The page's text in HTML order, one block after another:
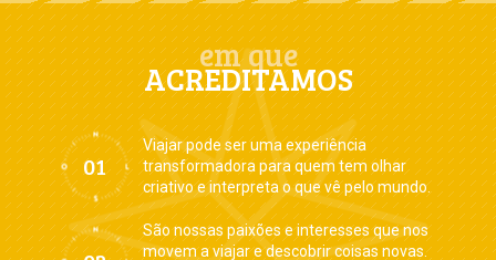
em que
ACREDITAMOS
Viajar pode ser uma experiência
transformadora para quem tem olhar
criativo e interpreta o que vê pelo mundo.
São nossas paixões e interesses que nos
movem a viajar e descobrir coisas novas.